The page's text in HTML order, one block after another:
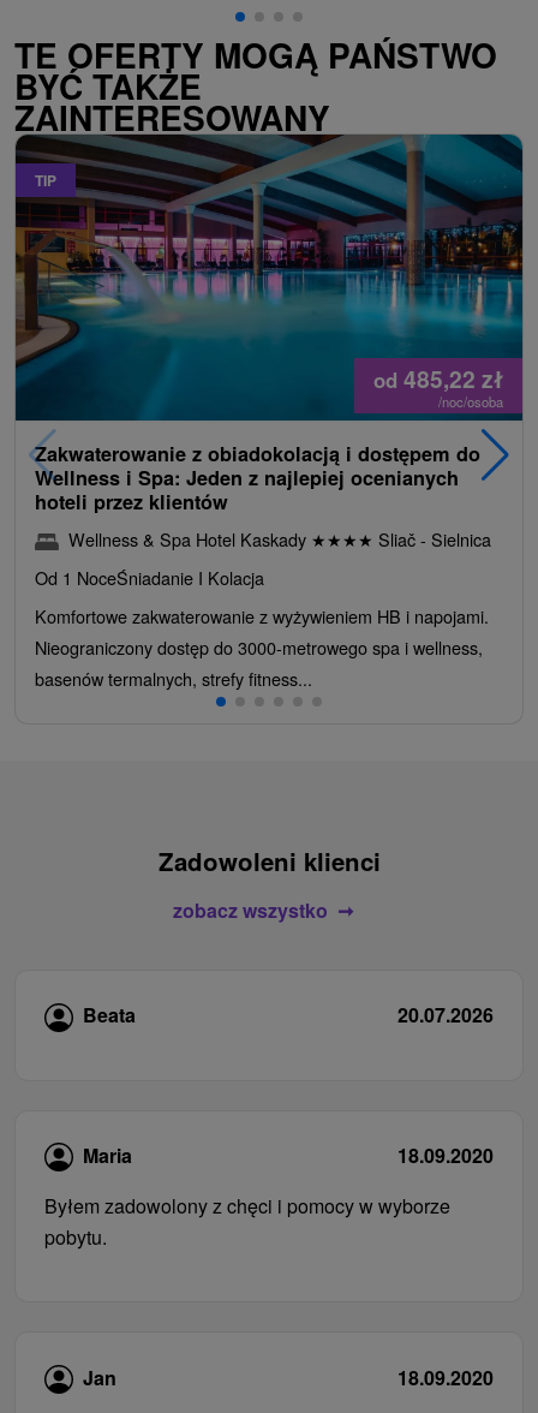
TE OFERTY MOGĄ PAŃSTWO
BYĆ TAKŻE
ZAINTERESOWANY
TIP
od 485,22 zł
/noc/osoba
Zakwaterowanie z obiadokolacją i dostępem do
Wellness i Spa: Jeden z najlepiej ocenianych
hoteli przez klientów
Wellness & Spa Hotel Kaskady ★★★★ Sliač - Sielnica
Od 1 NoceŚniadanie I Kolacja
Komfortowe zakwaterowanie z wyżywieniem HB i napojami.
Nieograniczony dostęp do 3000-metrowego spa i wellness,
basenów termalnych, strefy fitness...
Zadowoleni klienci
zobacz wszystko
Beata 20.07.2026
Maria
18.09.2020
Byłem zadowolony z chęci i pomocy w wyborze
pobytu.
Jan
18.09.2020